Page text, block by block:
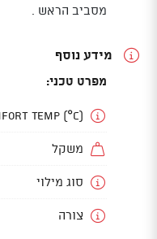
מסביב הראש .
מידע נוסף
מפרט טכני:
Temp (°C)
משקל
סוג מילוי
צורה